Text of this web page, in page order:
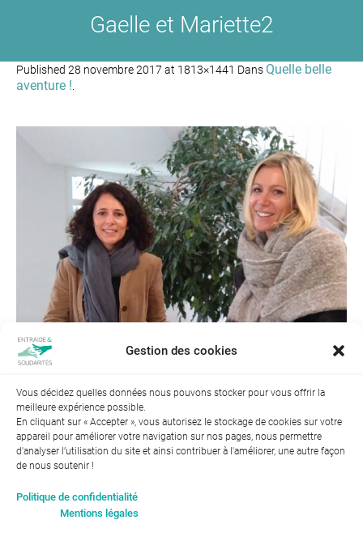
Gestion des cookies
Vous décidez quelles données nous pouvons stocker pour vous offrir la
meilleure expérience possible.
En cliquant sur « Accepter », vous autorisez le stockage de cookies sur votre
appareil pour améliorer votre navigation sur nos pages, nous permettre
d'analyser l’utilisation du site et ainsi contribuer à l'améliorer, une autre façon
de nous soutenir !
Politique de confidentialité
Mentions légales
Gaelle et Mariette2
Published 28 novembre 2017 at 1813×1441 Dans Quelle belle
aventure !
← Précédent
femmes : 94